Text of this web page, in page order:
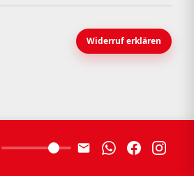
Widerruf erklären